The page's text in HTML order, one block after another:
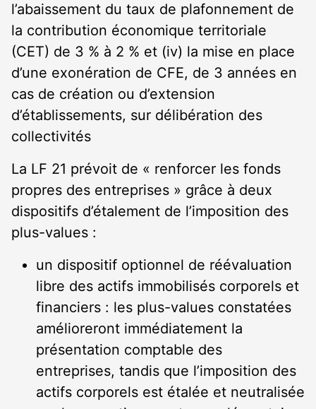
l’abaissement du taux de plafonnement de
la contribution économique territoriale
(CET) de 3 % à 2 % et (iv) la mise en place
d’une exonération de CFE, de 3 années en
cas de création ou d’extension
d’établissements, sur délibération des
collectivités
La LF 21 prévoit de « renforcer les fonds
propres des entreprises » grâce à deux
dispositifs d’étalement de l’imposition des
plus-values :
un dispositif optionnel de réévaluation
libre des actifs immobilisés corporels et
financiers : les plus-values constatées
amélioreront immédiatement la
présentation comptable des
entreprises, tandis que l’imposition des
actifs corporels est étalée et neutralisée